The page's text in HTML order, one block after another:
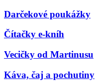
Darčekové poukážky
Čítačky e-kníh
Vecičky od Martinusu
Káva, čaj a pochutiny